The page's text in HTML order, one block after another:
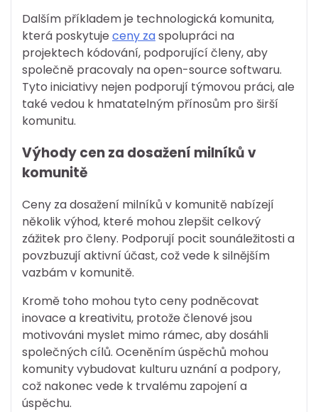
Dalším příkladem je technologická komunita,
která poskytuje ceny zaspolupráci na
projektech kódování, podporující členy, aby
společně pracovaly na open-source softwaru.
Tyto iniciativy nejen podporují týmovou práci, ale
také vedou k hmatatelným přínosům pro širší
komunitu.
Výhody cen za dosažení milníků v
komunitě
Ceny za dosažení milníků v komunitě nabízejí
několik výhod, které mohou zlepšit celkový
zážitek pro členy. Podporují pocit sounáležitosti a
povzbuzují aktivní účast, což vede k silnějším
vazbám v komunitě.
Kromě toho mohou tyto ceny podněcovat
inovace a kreativitu, protože členové jsou
motivováni myslet mimo rámec, aby dosáhli
společných cílů. Oceněním úspěchů mohou
komunity vybudovat kulturu uznání a podpory,
což nakonec vede k trvalému zapojení a
úspěchu.